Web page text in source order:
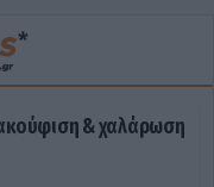
& χαλάρωση